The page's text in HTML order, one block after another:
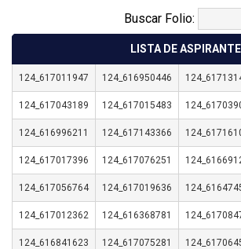
Buscar Folio:
LISTA DE
124_617011947 124_616950446
124_617043189 124_617015483
124_616996211 124_617143366
124_617017396 124_617076251
124_617056764 124_617019636
124_617012362 124_616368781
124_616841623 124_617075281